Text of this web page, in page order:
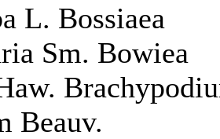
L. Bossiaea
Sm. Bowiea
Beauv.